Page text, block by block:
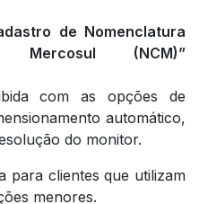
de Nomenclatura
(NCM)”
com as opções de
automático,
do monitor.
para clientes que utilizam
menores.